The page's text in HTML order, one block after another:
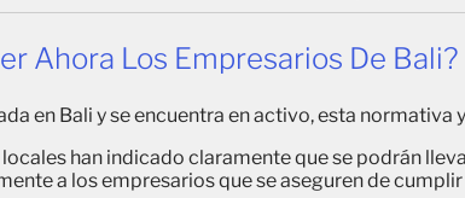
Ahora Los Empresarios De Bali?
en Bali y se encuentra en activo, esta normativa
han indicado claramente que se podrán
a los empresarios que se aseguren de